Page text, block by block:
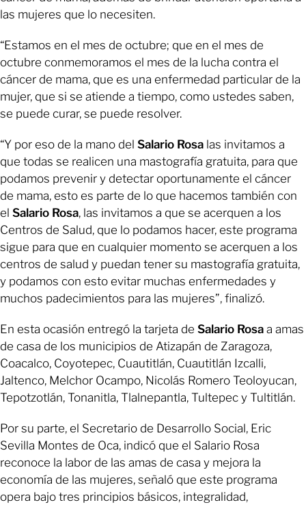
las mujeres que lo necesiten.
“Estamos en el mes de octubre; que en el mes de
octubre conmemoramos el mes de la lucha contra el
cáncer de mama, que es una enfermedad particular de la
mujer, que si se atiende a tiempo, como ustedes saben,
se puede curar, se puede resolver.
“Y por eso de la mano del Salario Rosa las invitamos a
que todas se realicen una mastografía gratuita, para que
podamos prevenir y detectar oportunamente el cáncer
de mama, esto es parte de lo que hacemos también con
el Salario Rosa, las invitamos a que se acerquen a los
Centros de Salud, que lo podamos hacer, este programa
sigue para que en cualquier momento se acerquen a los
centros de salud y puedan tener su mastografía gratuita,
y podamos con esto evitar muchas enfermedades y
muchos padecimientos para las mujeres”, finalizó.
En esta ocasión entregó la tarjeta de Salario Rosa a amas
de casa de los municipios de Atizapán de Zaragoza,
Coacalco, Coyotepec, Cuautitlán, Cuautitlán Izcalli,
Jaltenco, Melchor Ocampo, Nicolás Romero Teoloyucan,
Tepotzotlán, Tonanitla, Tlalnepantla, Tultepec y Tultitlán.
Por su parte, el Secretario de Desarrollo Social, Eric
Sevilla Montes de Oca, indicó que el Salario Rosa
reconoce la labor de las amas de casa y mejora la
economía de las mujeres, señaló que este programa
opera bajo tres principios básicos, integralidad,